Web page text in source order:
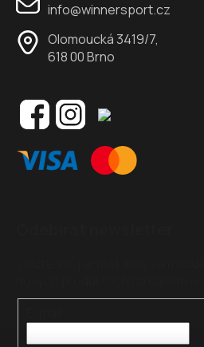
info@winnersport.cz
Olomoucká 3419/7,
618 00 Brno